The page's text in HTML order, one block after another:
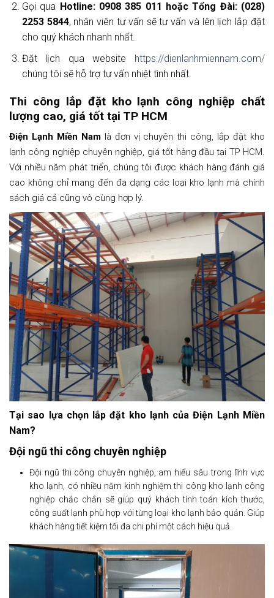
Gọi qua Hotline: 0908 385 011 hoặc Tổng Đài: (028)
2253 5844, nhân viên tư vấn sẽ tư vấn và lên lịch lắp đặt
cho quý khách nhanh nhất.
Đặt lịch qua website https://dienlanhmiennam.com/
chúng tôi sẽ hỗ trợ tư vấn nhiệt tình nhất.
Thi công lắp đặt kho lạnh công nghiệp chất
lượng cao, giá tốt tại TP HCM
Điện Lạnh Miền Namlà đơn vị chuyên thi công, lắp đặt kho
lạnh công nghiệp chuyên nghiệp, giá tốt hàng đầu tại TP HCM.
Với nhiều năm phát triển, chúng tôi được khách hàng đánh giá
cao không chỉ mang đến đa dạng các loại kho lạnh mà chính
sách giá cả cũng vô cùng hợp lý.
Tại sao lựa chọn lắp đặt kho lạnh của Điện Lạnh Miền
Nam?
Đội ngũ thi công chuyên nghiệp
Đội ngũ thi công chuyên nghiệp, am hiểu sâu trong lĩnh vực
kho lạnh, có nhiều năm kinh nghiệm thi công kho lạnh công
nghiệp chắc chắn sẽ giúp quý khách tính toán kích thước,
công suất lạnh phù hợp với từng loại kho lạnh bảo quản. Giúp
khách hàng tiết kiệm tối đa chi phí một cách hiệu quả.